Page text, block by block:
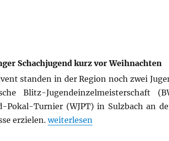
Schachjugend kurz vor Weihnachten
standen in der Region noch zwei
Blitz-Jugendeinzelmeisterschaft
Pokal-Turnier (WJPT) in Sulzbach an
erzielen.„BWBJEM und WJPT“
weiterlesen